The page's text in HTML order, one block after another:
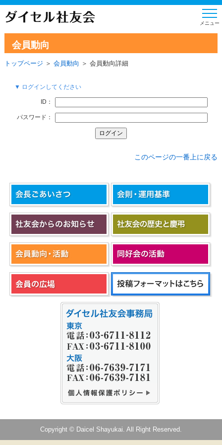
会員動向
トップページ ＞ 会員動向 ＞ 会員動向詳細
▼ ログインしてください
ID：
パスワード：
このページの一番上に戻る
Copyright © Daicel Shayukai. All Right Reserved.